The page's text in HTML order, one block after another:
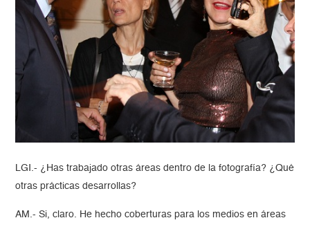
LGI.- ¿Has trabajado otras áreas dentro de la fotografía? ¿Qué
otras prácticas desarrollas?
AM.- Si, claro. He hecho coberturas para los medios en áreas